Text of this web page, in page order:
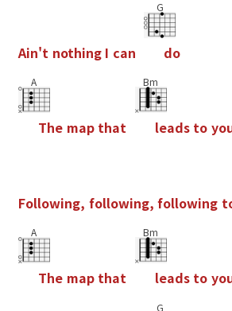
Ain't nothing I can
G
do
A
The map that
Bm
leads to yo
Following, following, following t
A
The map that
Bm
leads to yo
G